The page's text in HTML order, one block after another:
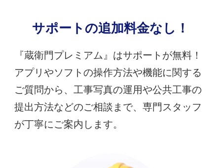
サポートの追加料金なし！
『蔵衛門プレミアム』はサポートが無料！
アプリやソフトの操作方法や機能に関する
ご質問から、工事写真の運用や公共工事の
提出方法などのご相談まで、専門スタッフ
が丁寧にご案内します。